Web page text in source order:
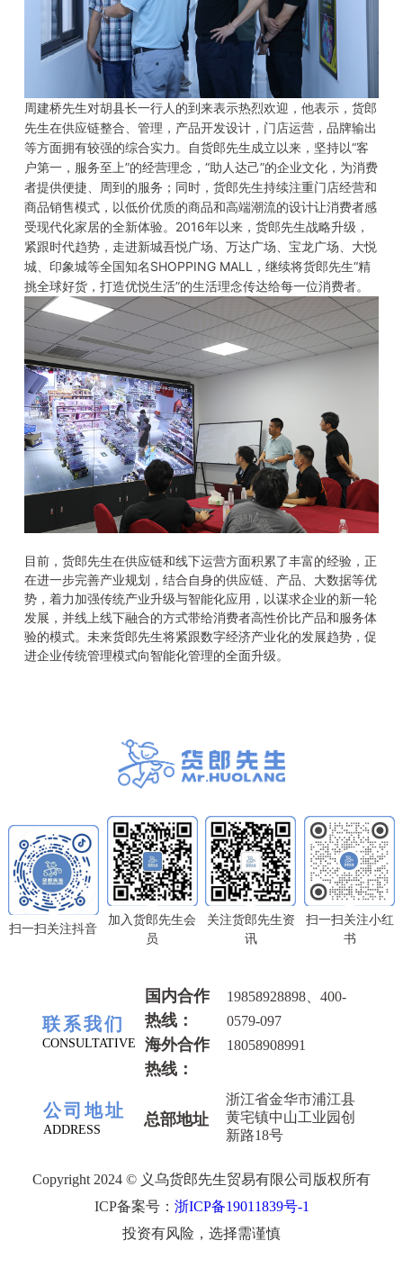
周建桥先生对胡县长一行人的到来表示热烈欢迎，他表示，货郎
先生在供应链整合、管理，产品开发设计，门店运营，品牌输出
等方面拥有较强的综合实力。自货郎先生成立以来，坚持以“客
户第一，服务至上”的经营理念，“助人达己”的企业文化，为消费
者提供便捷、周到的服务；同时，货郎先生持续注重门店经营和
商品销售模式，以低价优质的商品和高端潮流的设计让消费者感
受现代化家居的全新体验。2016年以来，货郎先生战略升级，
紧跟时代趋势，走进新城吾悦广场、万达广场、宝龙广场、大悦
城、印象城等全国知名SHOPPING MALL，继续将货郎先生“精
挑全球好货，打造优悦生活”的生活理念传达给每一位消费者。
目前，货郎先生在供应链和线下运营方面积累了丰富的经验，正
在进一步完善产业规划，结合自身的供应链、产品、大数据等优
势，着力加强传统产业升级与智能化应用，以谋求企业的新一轮
发展，并线上线下融合的方式带给消费者高性价比产品和服务体
验的模式。未来货郎先生将紧跟数字经济产业化的发展趋势，促
进企业传统管理模式向智能化管理的全面升级。
扫一扫关注抖音
加入货郎先生会
员
关注货郎先生资
讯
扫一扫关注小红
书
联系我们
CONSULTATIVE
国内合作
热线：
19858928898、400-
0579-097
海外合作
热线：
18058908991
公司地址
ADDRESS
总部地址
浙江省金华市浦江县
黄宅镇中山工业园创
新路18号
Copyright 2024 © 义乌货郎先生贸易有限公司版权所有
ICP备案号： 浙ICP备19011839号-1
投资有风险，选择需谨慎